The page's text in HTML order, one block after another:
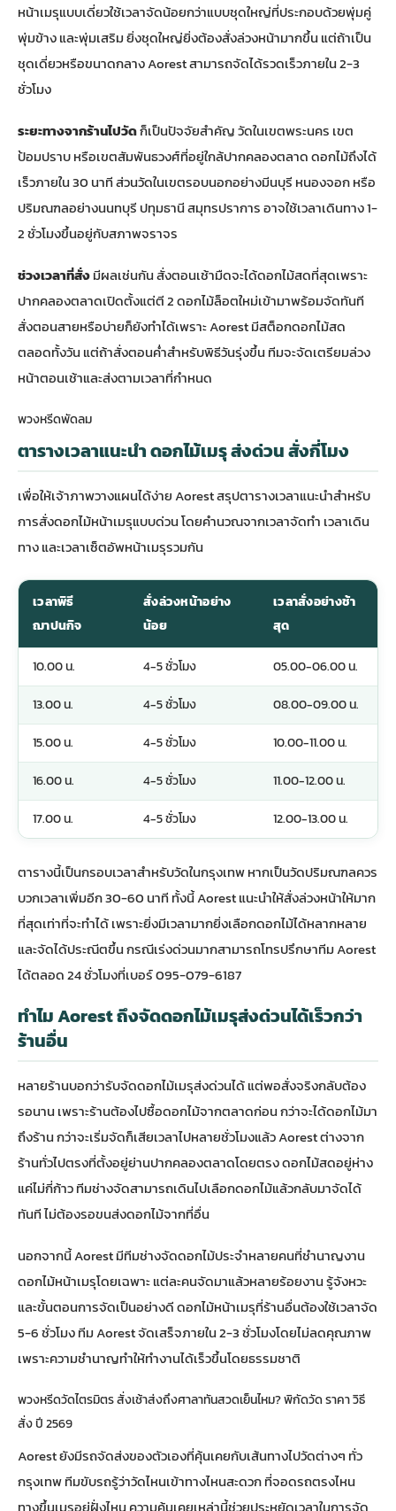
หน้าเมรุแบบเดี่ยวใช้เวลาจัดน้อยกว่าแบบชุดใหญ่ที่ประกอบด้วยพุ่มคู่
พุ่มข้าง และพุ่มเสริม ยิ่งชุดใหญ่ยิ่งต้องสั่งล่วงหน้ามากขึ้น แต่ถ้าเป็น
ชุดเดี่ยวหรือขนาดกลาง Aorest สามารถจัดได้รวดเร็วภายใน 2-3
ชั่วโมง
ระยะทางจากร้านไปวัดก็เป็นปัจจัยสำคัญ วัดในเขตพระนคร เขต
ป้อมปราบ หรือเขตสัมพันธวงศ์ที่อยู่ใกล้ปากคลองตลาด ดอกไม้ถึงได้
เร็วภายใน 30 นาที ส่วนวัดในเขตรอบนอกอย่างมีนบุรี หนองจอก หรือ
ปริมณฑลอย่างนนทบุรี ปทุมธานี สมุทรปราการ อาจใช้เวลาเดินทาง 1-
2 ชั่วโมงขึ้นอยู่กับสภาพจราจร
ช่วงเวลาที่สั่งมีผลเช่นกัน สั่งตอนเช้ามืดจะได้ดอกไม้สดที่สุดเพราะ
ปากคลองตลาดเปิดตั้งแต่ตี 2 ดอกไม้ล็อตใหม่เข้ามาพร้อมจัดทันที
สั่งตอนสายหรือบ่ายก็ยังทำได้เพราะ Aorest มีสต็อกดอกไม้สด
ตลอดทั้งวัน แต่ถ้าสั่งตอนค่ำสำหรับพิธีวันรุ่งขึ้น ทีมจะจัดเตรียมล่วง
หน้าตอนเช้าและส่งตามเวลาที่กำหนด
พวงหรีดพัดลม
ตารางเวลาแนะนำ ดอกไม้เมรุ ส่งด่วน สั่งกี่โมง
เพื่อให้เจ้าภาพวางแผนได้ง่าย Aorest สรุปตารางเวลาแนะนำสำหรับ
การสั่งดอกไม้หน้าเมรุแบบด่วน โดยคำนวณจากเวลาจัดทำ เวลาเดิน
ทาง และเวลาเซ็ตอัพหน้าเมรุรวมกัน
เวลาพิธี
ฌาปนกิจ
สั่งล่วงหน้าอย่าง
น้อย
เวลาสั่งอย่างช้า
สุด
10.00 น. 4-5 ชั่วโมง 05.00-06.00 น.
13.00 น. 4-5 ชั่วโมง 08.00-09.00 น.
15.00 น. 4-5 ชั่วโมง 10.00-11.00 น.
16.00 น. 4-5 ชั่วโมง 11.00-12.00 น.
17.00 น. 4-5 ชั่วโมง 12.00-13.00 น.
ตารางนี้เป็นกรอบเวลาสำหรับวัดในกรุงเทพ หากเป็นวัดปริมณฑลควร
บวกเวลาเพิ่มอีก 30-60 นาที ทั้งนี้ Aorest แนะนำให้สั่งล่วงหน้าให้มาก
ที่สุดเท่าที่จะทำได้ เพราะยิ่งมีเวลามากยิ่งเลือกดอกไม้ได้หลากหลาย
และจัดได้ประณีตขึ้น กรณีเร่งด่วนมากสามารถโทรปรึกษาทีม Aorest
ได้ตลอด 24 ชั่วโมงที่เบอร์ 095-079-6187
ทำไม Aorest ถึงจัดดอกไม้เมรุส่งด่วนได้เร็วกว่า
ร้านอื่น
หลายร้านบอกว่ารับจัดดอกไม้เมรุส่งด่วนได้ แต่พอสั่งจริงกลับต้อง
รอนาน เพราะร้านต้องไปซื้อดอกไม้จากตลาดก่อน กว่าจะได้ดอกไม้มา
ถึงร้าน กว่าจะเริ่มจัดก็เสียเวลาไปหลายชั่วโมงแล้ว Aorest ต่างจาก
ร้านทั่วไปตรงที่ตั้งอยู่ย่านปากคลองตลาดโดยตรง ดอกไม้สดอยู่ห่าง
แค่ไม่กี่ก้าว ทีมช่างจัดสามารถเดินไปเลือกดอกไม้แล้วกลับมาจัดได้
ทันที ไม่ต้องรอขนส่งดอกไม้จากที่อื่น
นอกจากนี้ Aorest มีทีมช่างจัดดอกไม้ประจำหลายคนที่ชำนาญงาน
ดอกไม้หน้าเมรุโดยเฉพาะ แต่ละคนจัดมาแล้วหลายร้อยงาน รู้จังหวะ
และขั้นตอนการจัดเป็นอย่างดี ดอกไม้หน้าเมรุที่ร้านอื่นต้องใช้เวลาจัด
5-6 ชั่วโมง ทีม Aorest จัดเสร็จภายใน 2-3 ชั่วโมงโดยไม่ลดคุณภาพ
เพราะความชำนาญทำให้ทำงานได้เร็วขึ้นโดยธรรมชาติ
พวงหรีดวัดไตรมิตร สั่งเช้าส่งถึงศาลาทันสวดเย็นไหม? พิกัดวัด ราคา วิธี
สั่ง ปี 2569
Aorest ยังมีรถจัดส่งของตัวเองที่คุ้นเคยกับเส้นทางไปวัดต่างๆ ทั่ว
กรุงเทพ ทีมขับรถรู้ว่าวัดไหนเข้าทางไหนสะดวก ที่จอดรถตรงไหน